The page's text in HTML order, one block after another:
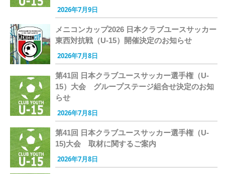
2026年7月9日
メニコンカップ2026 日本クラブユースサッカー
東西対抗戦（U-15）開催決定のお知らせ
2026年7月8日
第41回 日本クラブユースサッカー選手権（U-
15）大会 グループステージ組合せ決定のお知
らせ
2026年7月8日
第41回 日本クラブユースサッカー選手権（U-
15)大会 取材に関するご案内
2026年7月8日